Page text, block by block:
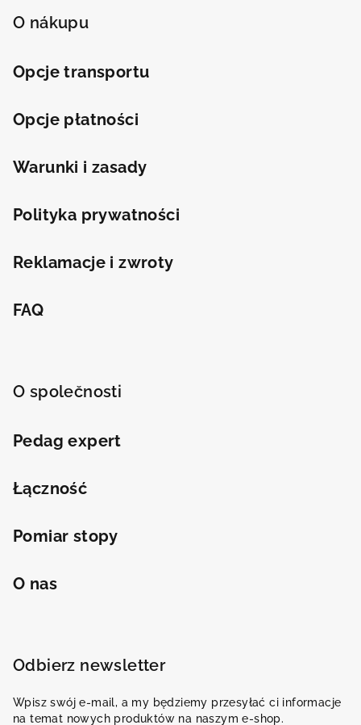
O nákupu
Opcje transportu
Opcje płatności
Warunki i zasady
Polityka prywatności
Reklamacje i zwroty
FAQ
O společnosti
Pedag expert
Łączność
Pomiar stopy
O nas
Odbierz newsletter
Wpisz swój e-mail, a my będziemy przesyłać ci informacje
na temat nowych produktów na naszym e-shop.
Powered by chaterimo